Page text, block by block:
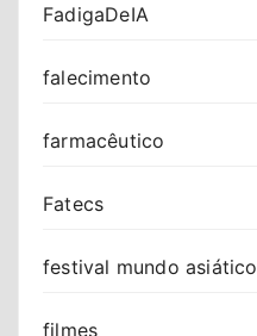
FadigaDeIA
falecimento
farmacêutico
Fatecs
festival mundo asiático
filmes